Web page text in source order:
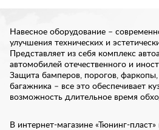
Навесное оборудование –
улучшения технических и
Представляет из себя комплекс
автомобилей отечественного и
Защита бамперов, порогов, фаркопы,
багажника – все это обеспечивает
возможность длительное время
В интернет-магазине «Тюнинг-